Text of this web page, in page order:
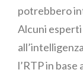
potrebbero
Alcuni
l’RTP in